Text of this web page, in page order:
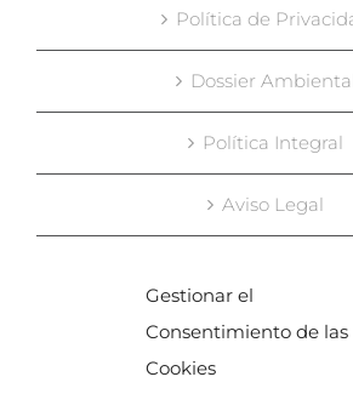
Gestionar el
Consentimiento de las
Cookies
Política de
Dossier
Política Integral
Aviso Legal